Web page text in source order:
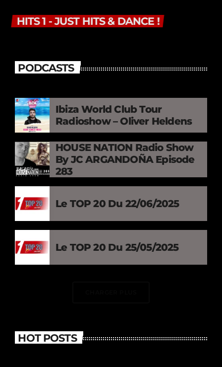
HITS 1 - JUST HITS & DANCE !
PODCASTS
Ibiza World Club Tour
Radioshow – Oliver Heldens
HOUSE NATION Radio Show
By JC ARGANDOÑA Episode
283
Le TOP 20 Du 22/06/2025
Le TOP 20 Du 25/05/2025
HOT POSTS